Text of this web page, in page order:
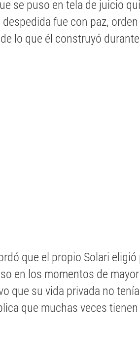
se puso en tela de juicio
fue con paz,
lo que él construyó
que el propio Solari eligió
en los momentos de
que su vida privada no
que muchas veces